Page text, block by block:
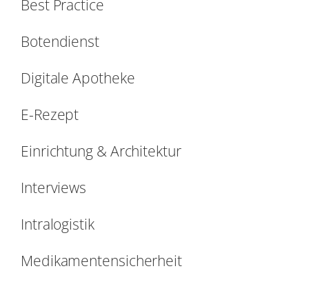
Best Practice
Botendienst
Digitale Apotheke
E-Rezept
Einrichtung & Architektur
Interviews
Intralogistik
Medikamentensicherheit